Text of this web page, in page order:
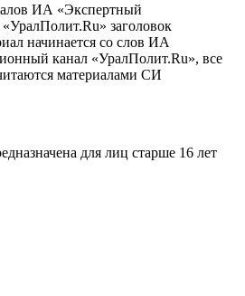
ИА «Экспертный
заголовок
начинается со слов ИА
канал «УралПолит.Ru», все
материалами СИ
для лиц старше 16 лет